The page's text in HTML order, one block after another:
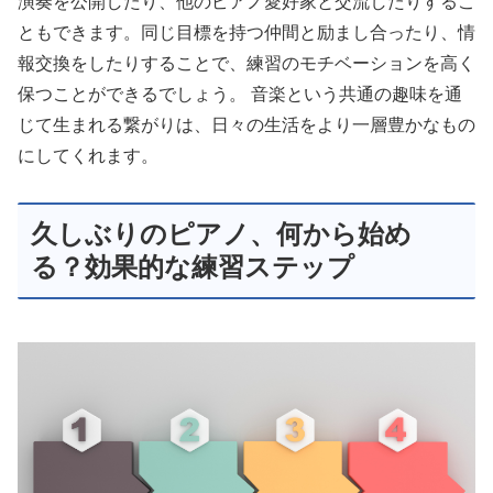
ともできます。同じ目標を持つ仲間と励まし合ったり、情
報交換をしたりすることで、練習のモチベーションを高く
保つことができるでしょう。 音楽という共通の趣味を通
じて生まれる繋がりは、日々の生活をより一層豊かなもの
にしてくれます。
久しぶりのピアノ、何から始め
る？効果的な練習ステップ